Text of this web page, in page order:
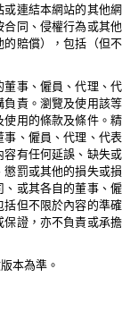
連結本網站的其他網
同、侵權行為或其他
賠償），包括（但不
事、僱員、代理、代
責。瀏覽及使用該等
用的條款及條件。精
、僱員、代理、代表
有任何延誤、缺失或
罰或其他的損失或損
或其各自的董事、僱
括但不限於內容的準確
證，亦不負責或承擔
本為準。